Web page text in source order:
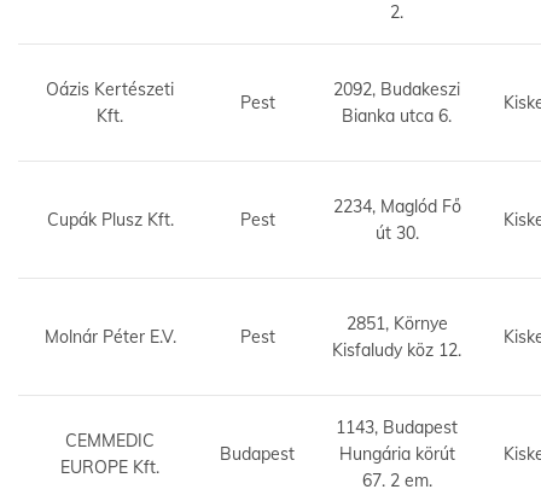
2.
Oázis Kertészeti
Kft.
Pest
2092, Budakeszi
Bianka utca 6.
Cupák Plusz Kft. Pest
2234, Maglód Fő
út 30.
Molnár Péter E.V. Pest
2851, Környe
Kisfaludy köz 12.
CEMMEDIC
EUROPE Kft.
Budapest
1143, Budapest
Hungária körút
67. 2 em.